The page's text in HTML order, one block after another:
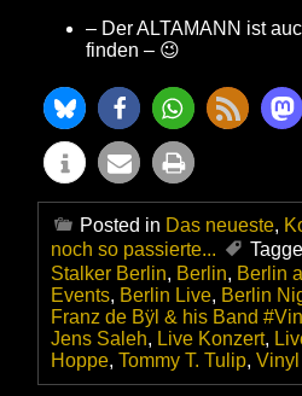
– Der ALTAMANN ist
finden – 😉
Posted in Das neueste,
noch so passierte...
Stalker Berlin, Berlin, Berlin
Events, Berlin Live, Berlin
Franz de Bÿl & his Band
Jens Saleh, Live Konzert,
Hoppe, Tommy T. Tulip, Vinyl